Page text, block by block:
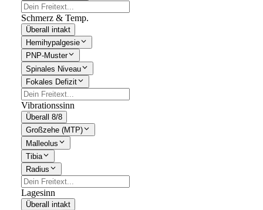
Schmerz & Temp.
Überall intakt
Hemihypalgesie
PNP-Muster
Spinales Niveau
Fokales Defizit
Vibrationssinn
Überall 8/8
Großzehe (MTP)
Malleolus
Tibia
Radius
Lagesinn
Überall intakt